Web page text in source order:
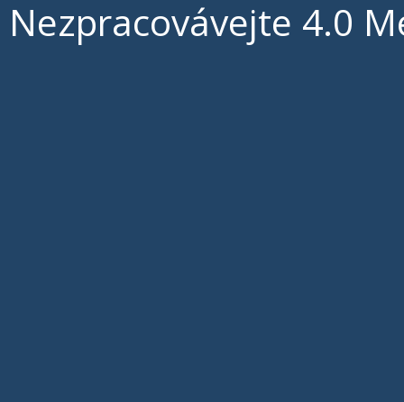
Nezpracovávejte 4.0